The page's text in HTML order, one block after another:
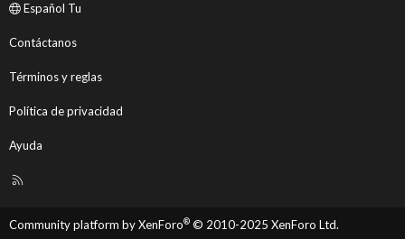
Español Tu
Contáctanos
Términos y reglas
Política de privacidad
Ayuda
R
Community platform by XenForo® © 2010-2025 XenForo Ltd.